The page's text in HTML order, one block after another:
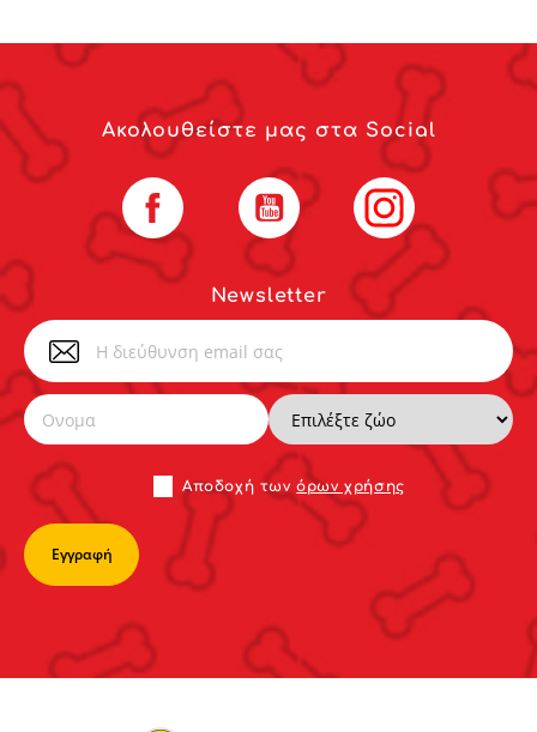
Newsletter
Αποδoχή τωνόρων χρήσης
Ακολουθείστε μας στα Social
Facebook YouTube Instagram